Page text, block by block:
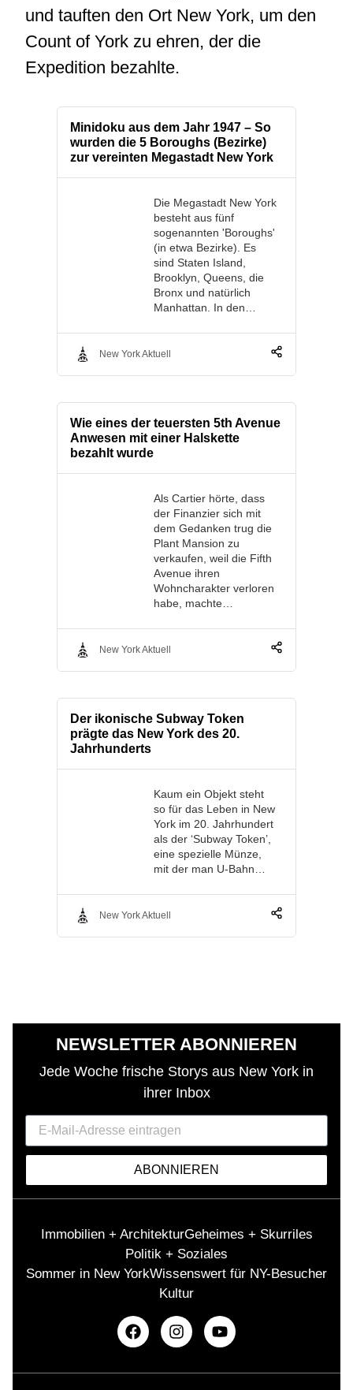
und tauften den Ort New York, um den
Count of York zu ehren, der die
Expedition bezahlte.
Minidoku aus dem Jahr 1947 – So
wurden die 5 Boroughs (Bezirke)
zur vereinten Megastadt New York
Die Megastadt New York
besteht aus fünf
sogenannten 'Boroughs'
(in etwa Bezirke). Es
sind Staten Island,
Brooklyn, Queens, die
Bronx und natürlich
Manhattan. In den…
New York Aktuell
Wie eines der teuersten 5th Avenue
Anwesen mit einer Halskette
bezahlt wurde
Als Cartier hörte, dass
der Finanzier sich mit
dem Gedanken trug die
Plant Mansion zu
verkaufen, weil die Fifth
Avenue ihren
Wohncharakter verloren
habe, machte…
New York Aktuell
Der ikonische Subway Token
prägte das New York des 20.
Jahrhunderts
Kaum ein Objekt steht
so für das Leben in New
York im 20. Jahrhundert
als der ‘Subway Token’,
eine spezielle Münze,
mit der man U-Bahn…
New York Aktuell
NEWSLETTER ABONNIEREN
Jede Woche frische Storys aus New York in
ihrer Inbox
ABONNIEREN
Immobilien + ArchitekturGeheimes + Skurriles
Politik + Soziales
Sommer in New YorkWissenswert für NY-Besucher
Kultur